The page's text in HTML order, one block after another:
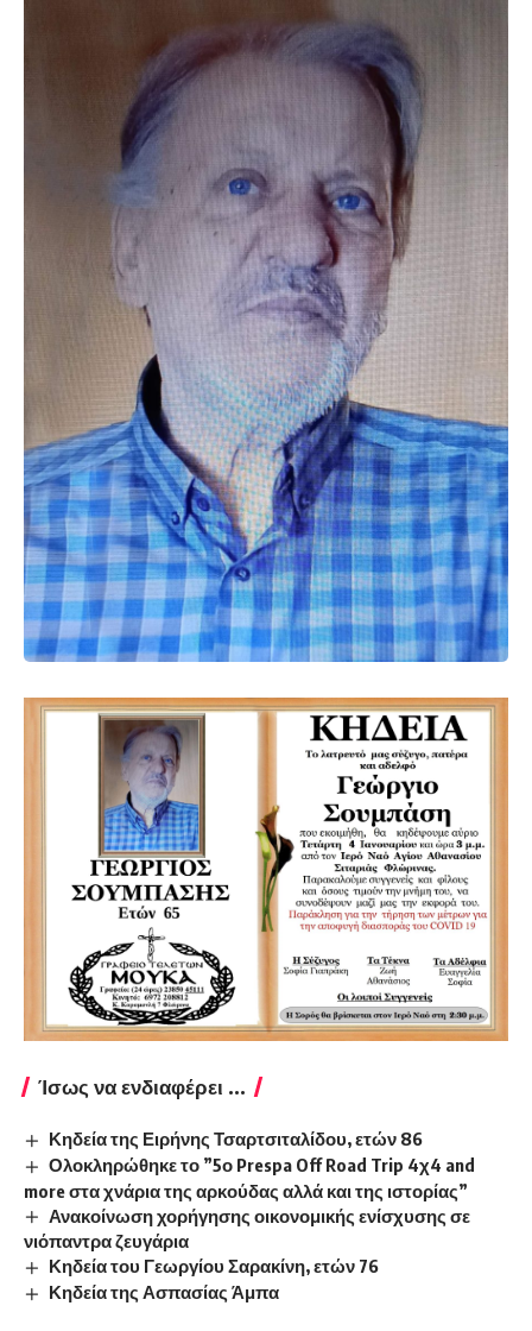
Ίσως να ενδιαφέρει ...
Κηδεία της Ειρήνης Τσαρτσιταλίδου, ετών 86
Ολοκληρώθηκε το ”5ο Prespa Off Road Trip 4χ4 and
more στα χνάρια της αρκούδας αλλά και της ιστορίας”
Ανακοίνωση χορήγησης οικονομικής ενίσχυσης σε
νιόπαντρα ζευγάρια
Κηδεία του Γεωργίου Σαρακίνη, ετών 76
Κηδεία της Ασπασίας Άμπα